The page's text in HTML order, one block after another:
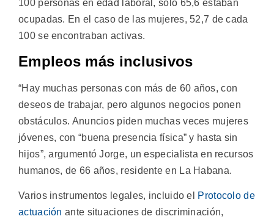
100 personas en edad laboral, solo 65,6 estaban
ocupadas. En el caso de las mujeres, 52,7 de cada
100 se encontraban activas.
Empleos más inclusivos
“Hay muchas personas con más de 60 años, con
deseos de trabajar, pero algunos negocios ponen
obstáculos. Anuncios piden muchas veces mujeres
jóvenes, con “buena presencia física” y hasta sin
hijos”, argumentó Jorge, un especialista en recursos
humanos, de 66 años, residente en La Habana.
Varios instrumentos legales, incluido el Protocolo de
actuación ante situaciones de discriminación,